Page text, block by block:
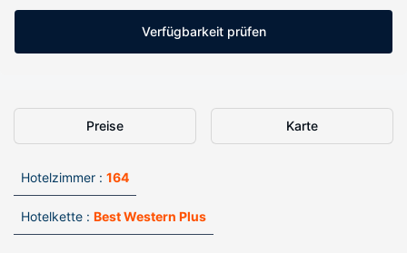
Verfügbarkeit prüfen
Preise Karte
Hotelzimmer : 164
Hotelkette : Best Western Plus